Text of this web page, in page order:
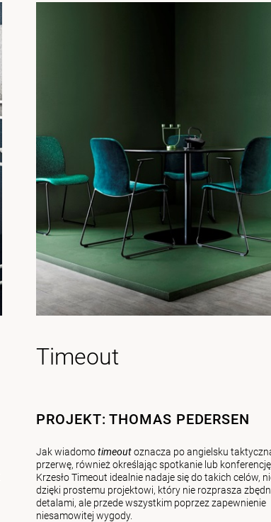
Timeout
PROJEKT: THOMAS PEDERSEN
Jak wiadomotimeoutoznacza po angielsku
przerwę, również określając spotkanie lub konferencję.
Krzesło Timeout idealnie nadaje się do takich celów,
dzięki prostemu projektowi, który nie rozprasza
detalami, ale przede wszystkim poprzez zapewnienie
niesamowitej wygody.